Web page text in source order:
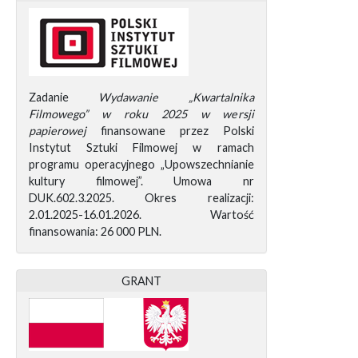
Zadanie
Wydawanie „Kwartalnika
Filmowego” w roku 2025 w wersji
papierowejfinansowane przez Polski
Instytut Sztuki Filmowej w ramach
programu operacyjnego „Upowszechnianie
kultury filmowej”. Umowa nr
DUK.602.3.2025. Okres realizacji:
2.01.2025-16.01.2026. Wartość
finansowania: 26 000 PLN.
GRANT